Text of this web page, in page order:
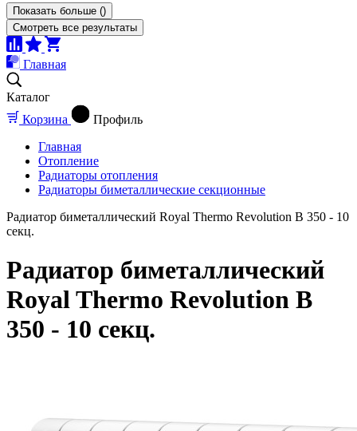
Показать больше ()
Смотреть все результаты
Главная
Каталог
Корзина
Профиль
Главная
Отопление
Радиаторы отопления
Радиаторы биметаллические секционные
Радиатор биметаллический Royal Thermo Revolution B 350 - 10
секц.
Радиатор биметаллический
Royal Thermo Revolution B
350 - 10 секц.